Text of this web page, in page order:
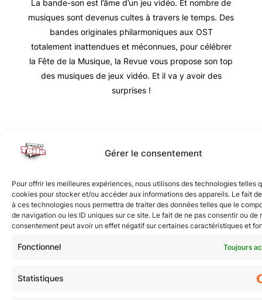
Gérer le consentement
Pour offrir les meilleures expériences, nous utilisons des technologies telles
cookies pour stocker et/ou accéder aux informations des appareils. Le fait
à ces technologies nous permettra de traiter des données telles que le
de navigation ou les ID uniques sur ce site. Le fait de ne pas consentir ou de
consentement peut avoir un effet négatif sur certaines caractéristiques et
Fonctionnel Toujours
Statistiques
La bande-son est l’âme d’un jeu vidéo. Et nombre de
musiques sont devenus cultes à travers le temps. Des
bandes originales philarmoniques aux OST
totalement inattendues et méconnues, pour célébrer
la Fête de la Musique, la Revue vous propose son top
des musiques de jeux vidéo. Et il va y avoir des
surprises !
Nous vous invitons à rejoindre la communauté des
« La Galaxie de la Pop-culture »
nous suivre sur tous nos réseaux !